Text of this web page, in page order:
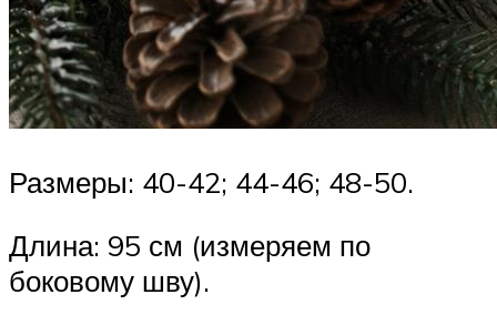
Размеры: 40-42; 44-46; 48-50.
Длина: 95 см (измеряем по
боковому шву).